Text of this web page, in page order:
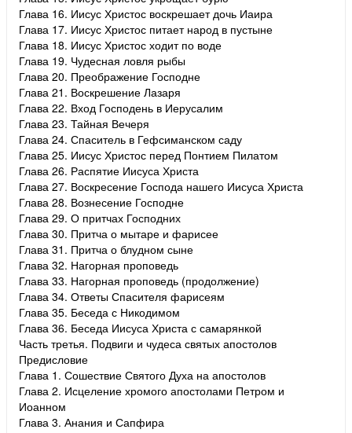
Глава 16. Иисус Христос воскрешает дочь Иаира
Глава 17. Иисус Христос питает народ в пустыне
Глава 18. Иисус Христос ходит по воде
Глава 19. Чудесная ловля рыбы
Глава 20. Преображение Господне
Глава 21. Воскрешение Лазаря
Глава 22. Вход Господень в Иерусалим
Глава 23. Тайная Вечеря
Глава 24. Спаситель в Гефсиманском саду
Глава 25. Иисус Христос перед Понтием Пилатом
Глава 26. Распятие Иисуса Христа
Глава 27. Воскресение Господа нашего Иисуса Христа
Глава 28. Вознесение Господне
Глава 29. О притчах Господних
Глава 30. Притча о мытаре и фарисее
Глава 31. Притча о блудном сыне
Глава 32. Нагорная проповедь
Глава 33. Нагорная проповедь (продолжение)
Глава 34. Ответы Спасителя фарисеям
Глава 35. Беседа с Никодимом
Глава 36. Беседа Иисуса Христа с самарянкой
Часть третья. Подвиги и чудеса святых апостолов
Предисловие
Глава 1. Сошествие Святого Духа на апостолов
Глава 2. Исцеление хромого апостолами Петром и
Иоанном
Глава 3. Анания и Сапфира